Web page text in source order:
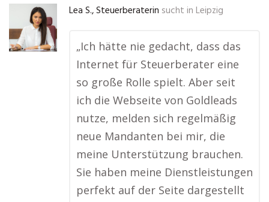
Lea S., Steuerberaterin sucht in Leipzig
„Ich hätte nie gedacht, dass das
Internet für Steuerberater eine
so große Rolle spielt. Aber seit
ich die Webseite von Goldleads
nutze, melden sich regelmäßig
neue Mandanten bei mir, die
meine Unterstützung brauchen.
Sie haben meine Dienstleistungen
perfekt auf der Seite dargestellt